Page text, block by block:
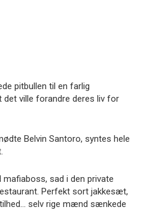
pitbullen til en farlig
det ville forandre deres liv for
Belvin Santoro, syntes hele
sad i den private
Perfekt sort jakkesæt,
selv rige mænd sænkede